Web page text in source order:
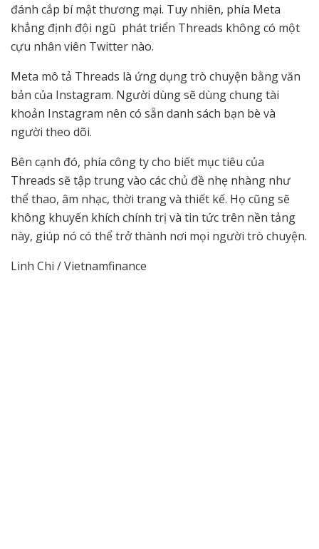
đánh cắp bí mật thương mại. Tuy nhiên, phía Meta
khẳng định đội ngũ phát triển Threads không có một
cựu nhân viên Twitter nào.
Meta mô tả Threads là ứng dụng trò chuyện bằng văn
bản của Instagram. Người dùng sẽ dùng chung tài
khoản Instagram nên có sẵn danh sách bạn bè và
người theo dõi.
Bên cạnh đó, phía công ty cho biết mục tiêu của
Threads sẽ tập trung vào các chủ đề nhẹ nhàng như
thể thao, âm nhạc, thời trang và thiết kế. Họ cũng sẽ
không khuyến khích chính trị và tin tức trên nền tảng
này, giúp nó có thể trở thành nơi mọi người trò chuyện.
Linh Chi / Vietnamfinance